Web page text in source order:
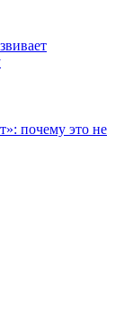
почему это не